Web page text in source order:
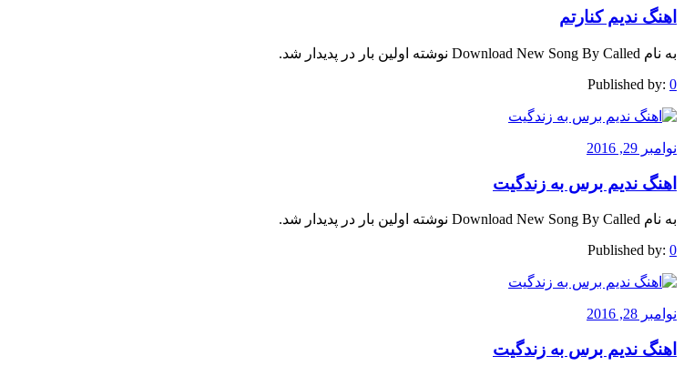
اهنگ ندیم کنارتم
به نام Download New Song By Called نوشته اولین بار در پدیدار شد.
Published by: 0
نوامبر 29, 2016
اهنگ ندیم برس به زندگیت
به نام Download New Song By Called نوشته اولین بار در پدیدار شد.
Published by: 0
نوامبر 28, 2016
اهنگ ندیم برس به زندگیت